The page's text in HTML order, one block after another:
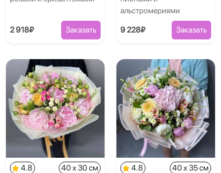
2 918₽ Заказать
альстромериями
9 228₽ Заказать
4.8
40 x 30 см
4.8
40 x 35 см